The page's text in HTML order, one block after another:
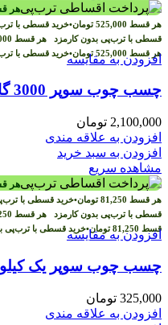
هر
هر قسط 525,000 تومان•خرید قسطی با
قسطی با ترب‌پی بدون کارمزد هر قسط
هر قسط 525,000 تومان•خرید قسطی باافزودن به مقایسه
چسب چوب سوپر 3000 گالن
2,100,000 تومان
افزودن به علاقه مندی
افزودن به سبد خرید
مشاهده سریع
هر
هر قسط 81,250 تومان•خرید قسطی با
قسطی با ترب‌پی بدون کارمزد هر قسط
قسط 81,250 تومان•خرید قسطی با ترب‌پیافزودن به مقایسه
چسب چوب سوپر یک
325,000 تومان
افزودن به علاقه مندی